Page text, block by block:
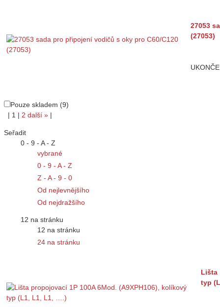
27053
(27053)
Pouze skladem (9)
| 1 | 2 další » |
Seřadit
0 - 9 - A - Z
vybrané
0 - 9 - A - Z
Z - A - 9 - 0
Od nejlevnějšího
Od nejdražšího
12 na stránku
12 na stránku
24 na stránku
Lišta
typ